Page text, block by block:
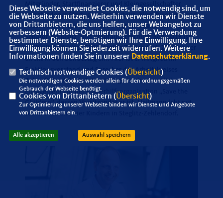
Mitgründer, Startfinanzierer und Kleingesellschafter
verschiedener Startups, etwa mytoys, Xing, Pixelpark und
Facebook. Von 2012 bis 2016 war Heilmann Berliner
Senator für Justiz- und Verbraucherschutz. Seit 2013 ist
er Vorsitzender der CDU Steglitz-Zehlendorf. 2017 zog er
direkt in den Bundestag ein. Hier ist er Mitglied im
Fraktionsvorstand und Sprecher des Arbeitskreises
Zukunft der Arbeit. Sein wichtigstes ehrenamtliches
Engagement gilt der Kinderhilfsorganisation „Save the
Children“, dessen Vorsitzender er ist. Heilmann lebt mit
seiner Frau und vier Kindern in Steglitz-Zehlendorf.
Diese Webseite verwendet Cookies, die notwendig sind, um
die Webseite zu nutzen. Weiterhin verwenden wir Dienste
von Drittanbietern, die uns helfen, unser Webangebot zu
verbessern (Website-Optmierung). Für die Verwendung
bestimmter Dienste, benötigen wir Ihre Einwilligung. Ihre
Einwilligung können Sie jederzeit widerrufen. Weitere
Informationen finden Sie in unserer Datenschutzerklärung.
Technisch notwendige Cookies (Übersicht)
Die notwendigen Cookies werden allein für den ordnungsgemäßen
Gebrauch der Webseite benötigt.
Cookies von Drittanbietern (Übersicht)
Zur Optimierung unserer Webseite binden wir Dienste und Angebote
von Drittanbietern ein.
Alle akzeptieren Auswahl speichern